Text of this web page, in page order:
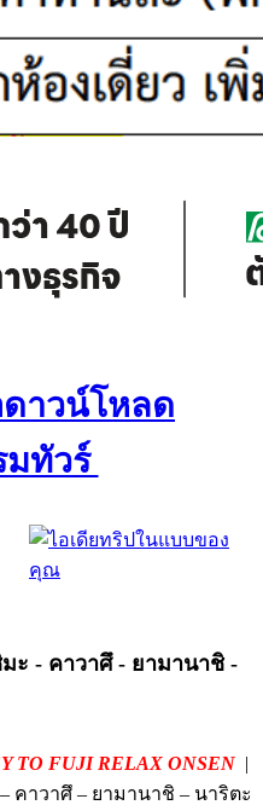
ดาวน์โหลด
มทัวร์
ะ - คาวาศึ - ยามานาชิ -
TO FUJI RELAX ONSEN |
คาวาศึ – ยามานาชิ – นาริตะ